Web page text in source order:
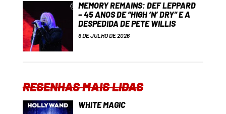
MEMORY REMAINS: DEF LEPPARD
– 45 ANOS DE “HIGH ‘N’ DRY” E A
DESPEDIDA DE PETE WILLIS
6 DE JULHO DE 2026
RESENHAS MAIS LIDAS
WHITE MAGIC